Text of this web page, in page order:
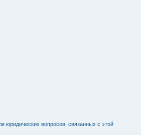
юридических вопросов, связанных с этой